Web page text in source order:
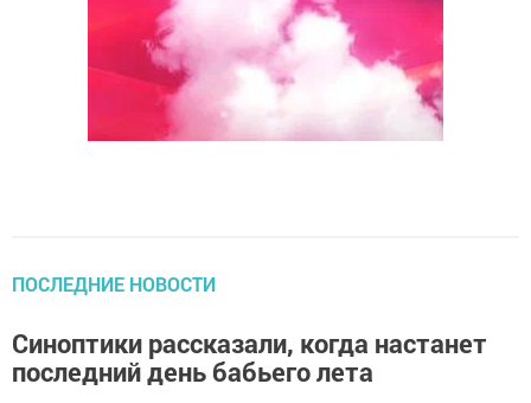
ПОСЛЕДНИЕ НОВОСТИ
Синоптики рассказали, когда настанет
последний день бабьего лета